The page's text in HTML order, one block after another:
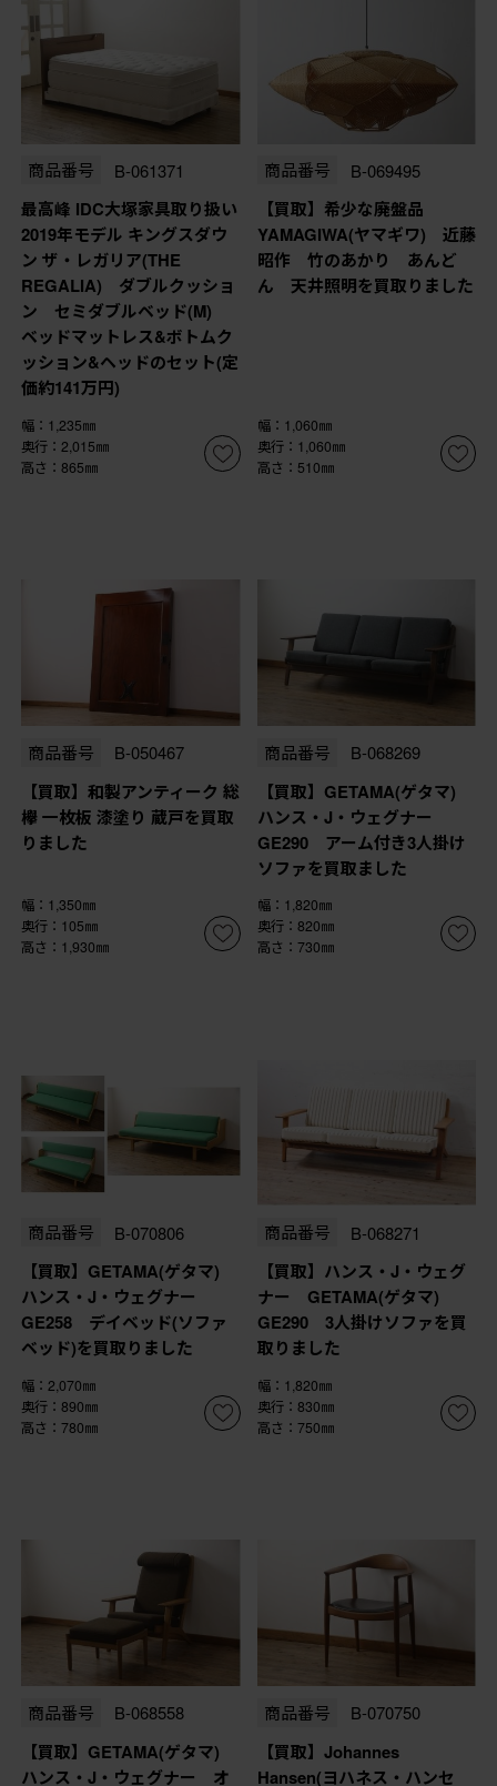
商品番号 B-061371
最高峰 IDC大塚家具取り扱い
2019年モデル キングスダウ
ン ザ・レガリア(THE
REGALIA) ダブルクッショ
ン セミダブルベッド(M)
ベッドマットレス&ボトムク
ッション&ヘッドのセット(定
価約141万円)
幅：1,235㎜
奥行：2,015㎜
高さ：865㎜
商品番号 B-069495
【買取】希少な廃盤品
YAMAGIWA(ヤマギワ) 近藤
昭作 竹のあかり あんど
ん 天井照明を買取りました
幅：1,060㎜
奥行：1,060㎜
高さ：510㎜
商品番号 B-050467
【買取】和製アンティーク 総
欅 一枚板 漆塗り 蔵戸を買取
りました
幅：1,350㎜
奥行：105㎜
高さ：1,930㎜
商品番号 B-068269
【買取】GETAMA(ゲタマ)
ハンス・J・ウェグナー
GE290 アーム付き3人掛け
ソファを買取ました
幅：1,820㎜
奥行：820㎜
高さ：730㎜
商品番号 B-070806
【買取】GETAMA(ゲタマ)
ハンス・J・ウェグナー
GE258 デイベッド(ソファ
ベッド)を買取りました
幅：2,070㎜
奥行：890㎜
高さ：780㎜
商品番号 B-068271
【買取】ハンス・J・ウェグ
ナー GETAMA(ゲタマ)
GE290 3人掛けソファを買
取りました
幅：1,820㎜
奥行：830㎜
高さ：750㎜
商品番号 B-068558
【買取】GETAMA(ゲタマ)
ハンス・J・ウェグナー オ
商品番号 B-070750
【買取】Johannes
Hansen(ヨハネス・ハンセ